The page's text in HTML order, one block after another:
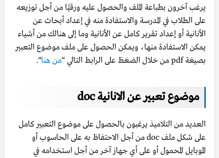
يرغب آخرون بطباعة الملف والحصول عليه ورقيًا من أجل توزيعه
على الطلاب في المدرسة والاستفادة منه في إعداد أبحاث عن
الأنانية أو إعداد تقرير كامل عن الأنانية وما إلى هنالك من أشياء
يمكن الاستفادة منها، ويمكن الحصول على ملف موضوع التعبير
بصيغة pdf من خلال الضغظ على الرابط التالي “
من هنا“.
موضوع تعبير عن الانانية doc
العديد من التلاميذ يرغبون بالحصول على موضوع التعبير كامل
على شكل ملف doc من أجل الاحتفاظ به على الحاسوب أو
الموبايل المحمول أو على أي جهاز آخر من أجل استخدامه في